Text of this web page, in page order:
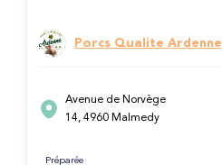
Porcs Qualite Ardenne
Avenue de Norvège
14, 4960 Malmedy
Préparée